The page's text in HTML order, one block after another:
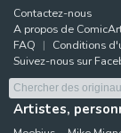
Contactez-nous
A propos de
FAQ
Conditions
Suivez-nous sur
Artistes,